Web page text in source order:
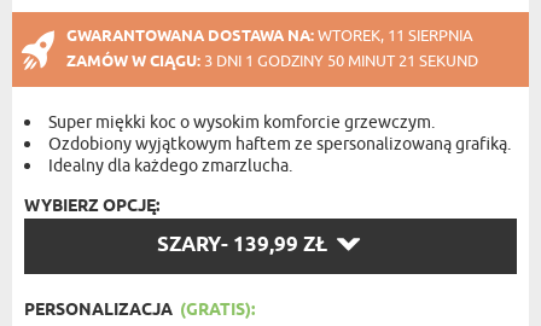
GWARANTOWANA DOSTAWA NA:WTOREK, 11 SIERPNIA
ZAMÓW W CIĄGU: 3 DNI 1 GODZINY 50 MINUT 21 SEKUND
Super miękki koc o wysokim komforcie grzewczym.
Ozdobiony wyjątkowym haftem ze spersonalizowaną grafiką.
Idealny dla każdego zmarzlucha.
WYBIERZ OPCJĘ:
SZARY- 139,99 ZŁ
PERSONALIZACJA (GRATIS):